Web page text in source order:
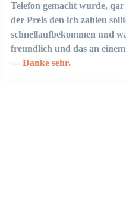
Telefon gemacht wurde,
der Preis den ich zahlen
schnellaufbekommen und
freundlich und das an
Danke sehr.